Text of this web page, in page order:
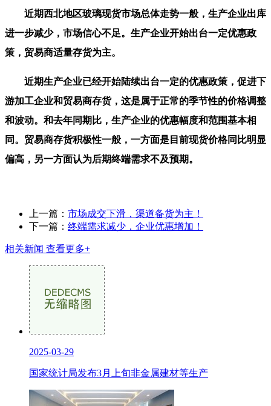
近期西北地区玻璃现货市场总体走势一般，生产企业出库
进一步减少，市场信心不足。生产企业开始出台一定优惠政
策，贸易商适量存货为主。
近期生产企业已经开始陆续出台一定的优惠政策，促进下
游加工企业和贸易商存货，这是属于正常的季节性的价格调整
和波动。和去年同期比，生产企业的优惠幅度和范围基本相
同。贸易商存货积极性一般，一方面是目前现货价格同比明显
偏高，另一方面认为后期终端需求不及预期。
上一篇： 市场成交下滑，渠道备货为主！
下一篇： 终端需求减少，企业优惠增加！
相关新闻 查看更多+
2025-03-29
国家统计局发布3月上旬非金属建材等生产